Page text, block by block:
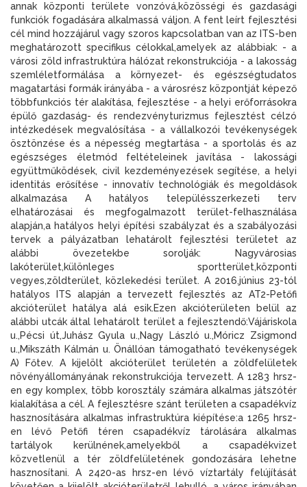
annak központi területe vonzóvá,közösségi és gazdasági
funkciók fogadására alkalmassá váljon. A fent leírt fejlesztési
cél mind hozzájárul vagy szoros kapcsolatban van az ITS-ben
meghatározott specifikus célokkal,amelyek az alábbiak: - a
városi zöld infrastruktúra hálózat rekonstrukciója - a lakosság
szemléletformálása a környezet- és egészségtudatos
magatartási formák irányába - a városrész központját képező
többfunkciós tér alakítása, fejlesztése - a helyi erőforrásokra
épülő gazdaság- és rendezvényturizmus fejlesztést célzó
intézkedések megvalósítása - a vállalkozói tevékenységek
ösztönzése és a népesség megtartása - a sportolás és az
egészséges életmód feltételeinek javítása - lakossági
együttműködések, civil kezdeményezések segítése, a helyi
identitás erősítése - innovatív technológiák és megoldások
alkalmazása A hatályos településszerkezeti terv
elhatározásai és megfogalmazott terület-felhasználása
alapján,a hatályos helyi építési szabályzat és a szabályozási
tervek a pályázatban lehatárolt fejlesztési területet az
alábbi övezetekbe sorolják: Nagyvárosias
lakóterület,különleges sportterület,központi
vegyes,zöldterület, közlekedési terület. A 2016.június 23-tól
hatályos ITS alapján a tervezett fejlesztés az AT2-Petőfi
akcióterület hatálya alá esik.Ezen akcióterületen belül az
alábbi utcák által lehatárolt terület a fejlesztendő:Vájáriskola
u.,Pécsi út,Juhász Gyula u.,Nagy László u.,Móricz Zsigmond
u.,Mikszáth Kálmán u. Önállóan támogatható tevékenységek
A) Főtev. A kijelölt akcióterület területén a zöldfelületek
növényállományának rekonstrukciója tervezett. A 1283 hrsz-
en egy komplex, több korosztály számára alkalmas játszótér
kialakítása a cél. A fejlesztésre szánt területen a csapadékvíz
hasznosítására alkalmas infrastruktúra kiépítése:a 1265 hrsz-
en lévő Petőfi téren csapadékvíz tárolására alkalmas
tartályok kerülnének,amelyekből a csapadékvizet
közvetlenül a tér zöldfelületének gondozására lehetne
hasznosítani. A 2420-as hrsz-en lévő víztartály felújítását